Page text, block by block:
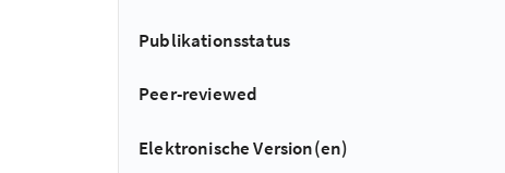
Publikationsstatus
Peer-reviewed
Elektronische Version(en)